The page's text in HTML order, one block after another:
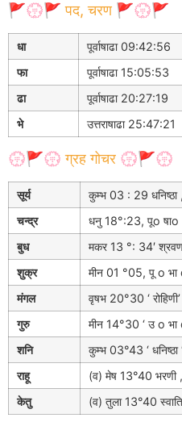
🚩💮🚩 पद, चरण 🚩💮🚩
धा
पूर्वाषाढा 09:42:56
फा
पूर्वाषाढा 15:05:53
ढा
पूर्वाषाढा 20:27:19
भे
उत्तराषाढा 25:47:21
💮🚩💮 ग्रह गोचर 💮🚩💮
सूर्य
कुम्भ 03 : 29 धनिष्ठा
चन्द्र
धनु 18°:23, पूo षाo
बुध
मकर 13 °: 34′
शुक्र
मीन 01 °05, पू o भा
मंगल
वृषभ 20°30 ‘
गुरु
मीन 14°30 ‘ उ o
शनि
कुम्भ 03°43 ‘ धनिष्ठा
राहू
(व) मेष 13°40 भरणी
केतु
(व) तुला 13°40